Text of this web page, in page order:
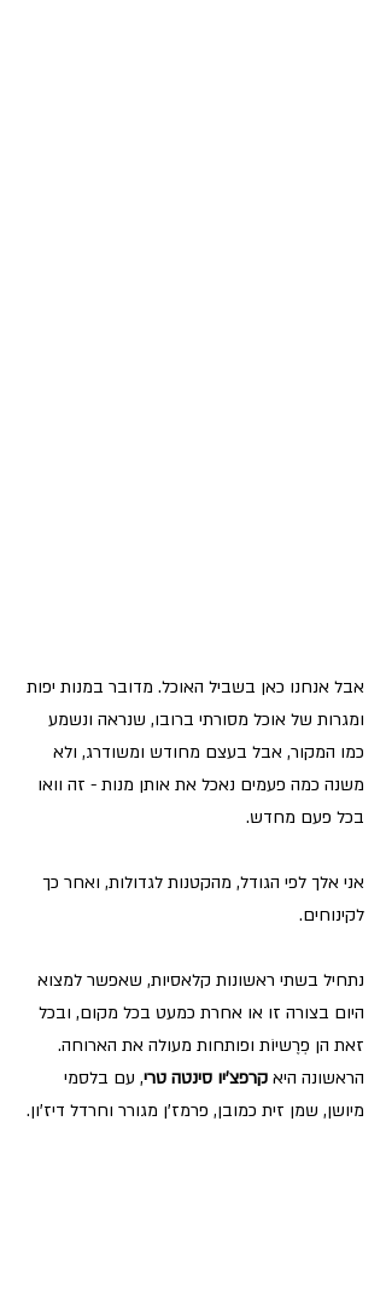
אבל אנחנו כאן בשביל האוכל. מדובר במנות יפות
ומגרות של אוכל מסורתי ברובו, שנראה ונשמע
כמו המקור, אבל בעצם מחודש ומשודרג, ולא
משנה כמה פעמים נאכל את אותן מנות - זה וואו
בכל פעם מחדש.
אני אלך לפי הגודל, מהקטנות לגדולות, ואחר כך
לקינוחים.
נתחיל בשתי ראשונות קלאסיות, שאפשר למצוא
היום בצורה זו או אחרת כמעט בכל מקום, ובכל
זאת הן פְרֶשיוֹת ופותחות מעולה את הארוחה.
הראשונה היא קרפצ'יו סינטה טרי, עם בלסמי
מיושן, שמן זית כמובן, פרמז'ן מגורר וחרדל דיז'ון.